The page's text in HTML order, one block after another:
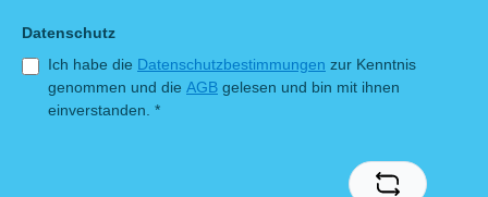
Datenschutz
Ich habe die Datenschutzbestimmungen zur Kenntnis
genommen und die AGB gelesen und bin mit ihnen
einverstanden. *